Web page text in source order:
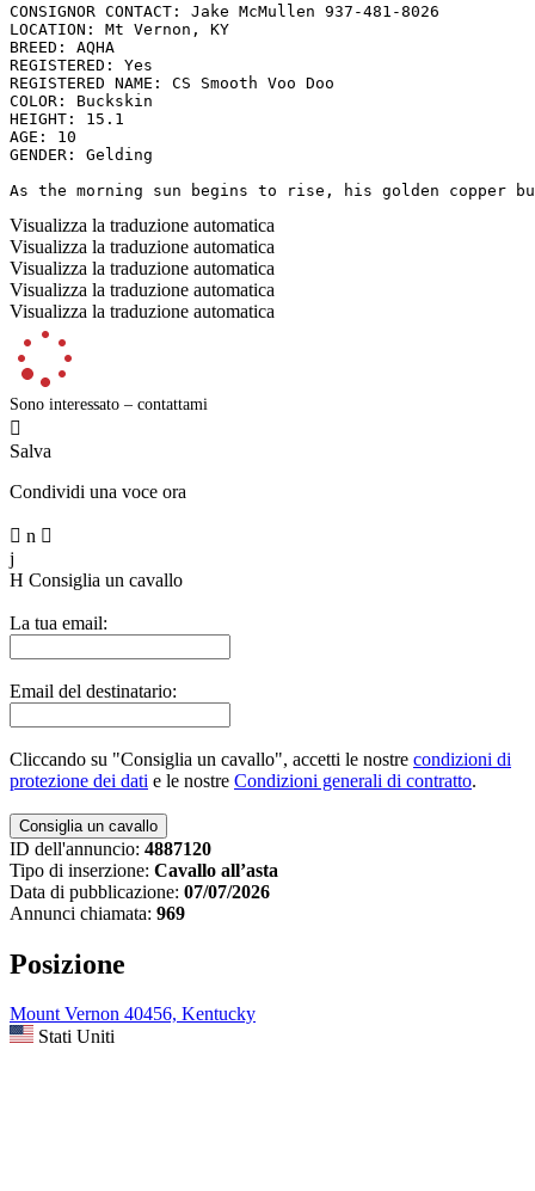
CONSIGNOR CONTACT: Jake McMullen 937-481-8026
LOCATION: Mt Vernon, KY
BREED: AQHA
REGISTERED: Yes
REGISTERED NAME: CS Smooth Voo Doo
COLOR: Buckskin
HEIGHT: 15.1
AGE: 10
GENDER: Gelding
As the morning sun begins to rise, his golden copper
Visualizza la traduzione automatica
Visualizza la traduzione automatica
Visualizza la traduzione automatica
Visualizza la traduzione automatica
Visualizza la traduzione automatica
Sono interessato – contattami

Salva
Condividi una voce ora
 n 
j
H Consiglia un cavallo
La tua email:
Email del destinatario:
Cliccando su "Consiglia un cavallo", accetti le nostre condizioni di
protezione dei dati e le nostre Condizioni generali di contratto.
ID dell'annuncio: 4887120
Tipo di inserzione: Cavallo all’asta
Data di pubblicazione: 07/07/2026
Annunci chiamata: 969
Posizione
Mount Vernon 40456, Kentucky
Stati Uniti